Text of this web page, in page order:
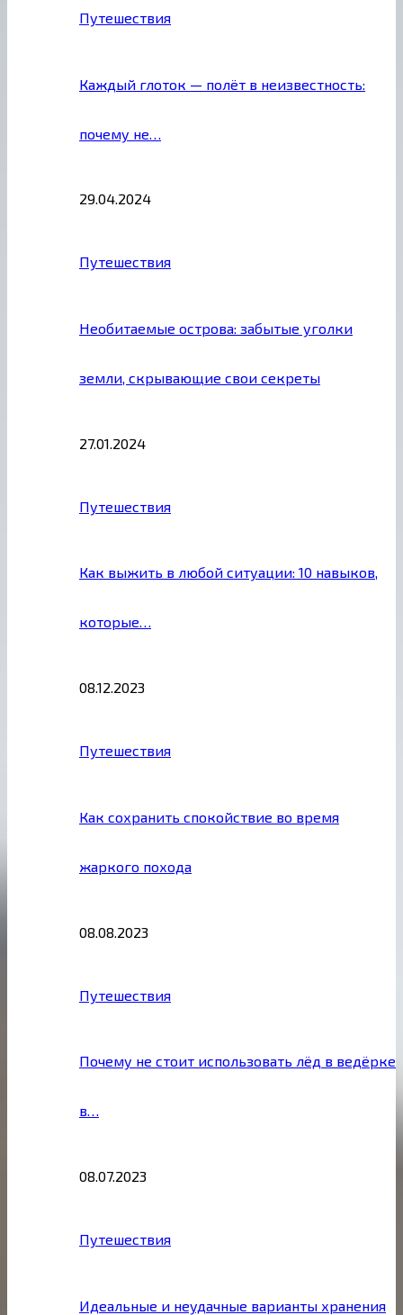
Путешествия
Каждый глоток — полёт в неизвестность:
почему не…
29.04.2024
Путешествия
Необитаемые острова: забытые уголки
земли, скрывающие свои секреты
27.01.2024
Путешествия
Как выжить в любой ситуации: 10 навыков,
которые…
08.12.2023
Путешествия
Как сохранить спокойствие во время
жаркого похода
08.08.2023
Путешествия
Почему не стоит использовать лёд в ведёрке
в…
08.07.2023
Путешествия
Идеальные и неудачные варианты хранения